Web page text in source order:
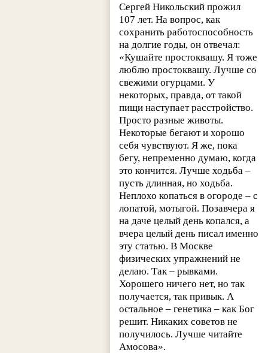
Сергей Никольский прожил
107 лет. На вопрос, как
сохранить работоспособность
на долгие годы, он отвечал:
«Кушайте простоквашу. Я тоже
люблю простоквашу. Лучше со
свежими огурцами. У
некоторых, правда, от такой
пищи наступает расстройство.
Просто разные животы.
Некоторые бегают и хорошо
себя чувствуют. Я же, пока
бегу, непременно думаю, когда
это кончится. Лучше ходьба –
пусть длинная, но ходьба.
Неплохо копаться в огороде – с
лопатой, мотыгой. Позавчера я
на даче целый день копался, а
вчера целый день писал именно
эту статью. В Москве
физических упражнений не
делаю. Так – рывками.
Хорошего ничего нет, но так
получается, так привык. А
остальное – генетика – как Бог
решит. Никаких советов не
получилось. Лучше читайте
Амосова».